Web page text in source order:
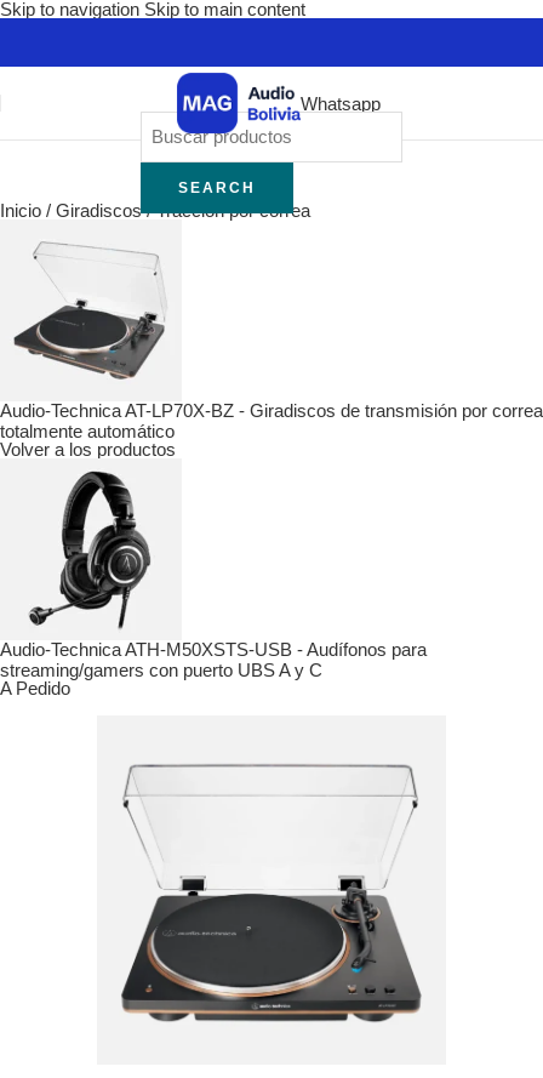
Skip to navigation Skip to main content
Whatsapp
SEARCH
Inicio / Giradiscos/ Tracción por correa
Audio-Technica AT-LP70X-BZ - Giradiscos de transmisión por correa
totalmente automático
Volver a los productos
Audio-Technica ATH-M50XSTS-USB - Audífonos para
streaming/gamers con puerto UBS A y C
A Pedido